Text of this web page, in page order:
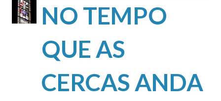
NO TEMPO
QUE AS
CERCAS ANDA